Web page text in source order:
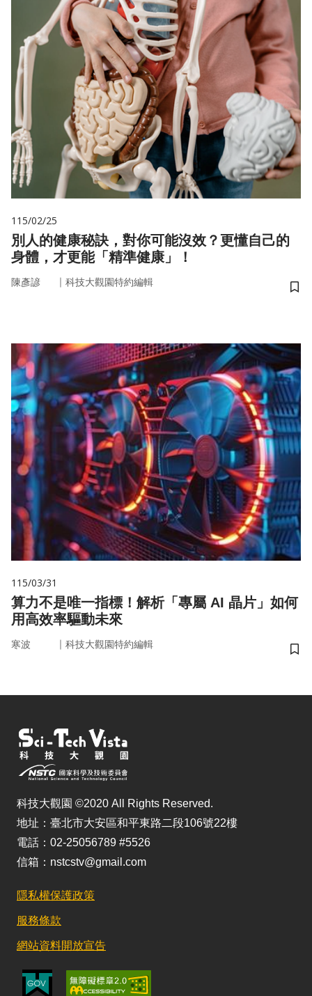
115/02/25
別人的健康秘訣，對你可能沒效？更懂自己的
身體，才更能「精準健康」！
陳彥諺 ｜ 科技大觀園特約編輯
儲
115/03/31
算力不是唯一指標！解析「專屬 AI 晶片」如何
用高效率驅動未來
寒波 ｜ 科技大觀園特約編輯
儲
科技大觀園 ©2020 All Rights Reserved.
地址：臺北市大安區和平東路二段106號22樓
電話：02-25056789 #5526
信箱：nstcstv@gmail.com
隱私權保護政策
服務條款
網站資料開放宣告